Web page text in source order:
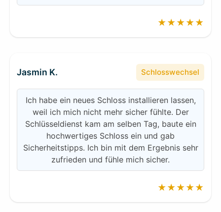
★★★★★
Jasmin K. Schlosswechsel
Ich habe ein neues Schloss installieren lassen,
weil ich mich nicht mehr sicher fühlte. Der
Schlüsseldienst kam am selben Tag, baute ein
hochwertiges Schloss ein und gab
Sicherheitstipps. Ich bin mit dem Ergebnis sehr
zufrieden und fühle mich sicher.
★★★★★